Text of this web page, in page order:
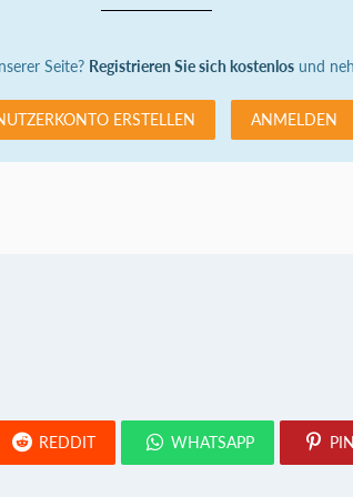
Seite? Registrieren Sie sich kostenlosund
ERSTELLEN ANMELDEN
REDDIT WHATSAPP